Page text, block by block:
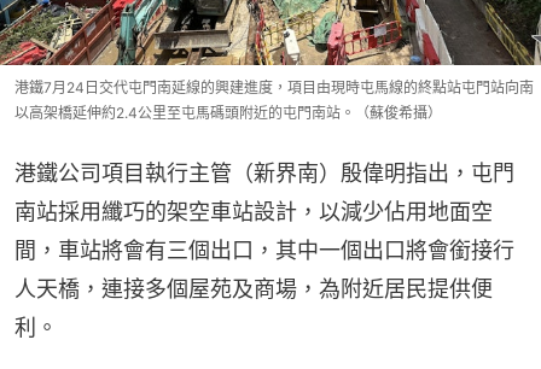
港鐵7月24日交代屯門南延線的興建進度，項目由現時屯馬線的終點站屯門站向南
以高架橋延伸約2.4公里至屯馬碼頭附近的屯門南站。（蘇俊希攝）
港鐵公司項目執行主管（新界南）殷偉明指出，屯門
南站採用纖巧的架空車站設計，以減少佔用地面空
間，車站將會有三個出口，其中一個出口將會銜接行
人天橋，連接多個屋苑及商場，為附近居民提供便
利。